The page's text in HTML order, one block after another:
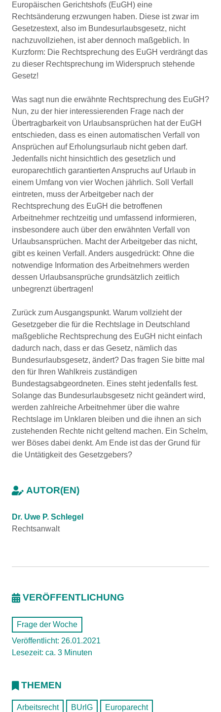
Europäischen Gerichtshofs (EuGH) eine
Rechtsänderung erzwungen haben. Diese ist zwar im
Gesetzestext, also im Bundesurlaubsgesetz, nicht
nachzuvollziehen, ist aber dennoch maßgeblich. In
Kurzform: Die Rechtsprechung des EuGH verdrängt das
zu dieser Rechtsprechung im Widerspruch stehende
Gesetz!
Was sagt nun die erwähnte Rechtsprechung des EuGH?
Nun, zu der hier interessierenden Frage nach der
Übertragbarkeit von Urlaubsansprüchen hat der EuGH
entschieden, dass es einen automatischen Verfall von
Ansprüchen auf Erholungsurlaub nicht geben darf.
Jedenfalls nicht hinsichtlich des gesetzlich und
europarechtlich garantierten Anspruchs auf Urlaub in
einem Umfang von vier Wochen jährlich. Soll Verfall
eintreten, muss der Arbeitgeber nach der
Rechtsprechung des EuGH die betroffenen
Arbeitnehmer rechtzeitig und umfassend informieren,
insbesondere auch über den erwähnten Verfall von
Urlaubsansprüchen. Macht der Arbeitgeber das nicht,
gibt es keinen Verfall. Anders ausgedrückt: Ohne die
notwendige Information des Arbeitnehmers werden
dessen Urlaubsansprüche grundsätzlich zeitlich
unbegrenzt übertragen!
Zurück zum Ausgangspunkt. Warum vollzieht der
Gesetzgeber die für die Rechtslage in Deutschland
maßgebliche Rechtsprechung des EuGH nicht einfach
dadurch nach, dass er das Gesetz, nämlich das
Bundesurlaubsgesetz, ändert? Das fragen Sie bitte mal
den für Ihren Wahlkreis zuständigen
Bundestagsabgeordneten. Eines steht jedenfalls fest.
Solange das Bundesurlaubsgesetz nicht geändert wird,
werden zahlreiche Arbeitnehmer über die wahre
Rechtslage im Unklaren bleiben und die ihnen an sich
zustehenden Rechte nicht geltend machen. Ein Schelm,
wer Böses dabei denkt. Am Ende ist das der Grund für
die Untätigkeit des Gesetzgebers?
AUTOR(EN)
Dr. Uwe P. Schlegel
Rechtsanwalt
VERÖFFENTLICHUNG
Frage der Woche
Veröffentlicht: 26.01.2021
Lesezeit: ca. 3 Minuten
THEMEN
Arbeitsrecht BUrlG Europarecht